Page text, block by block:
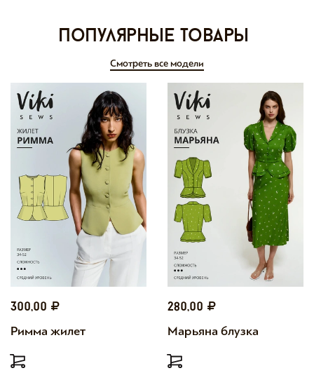
Популярные товары
Смотреть все модели
300,00
Римма жилет
280,00
Марьяна блузка